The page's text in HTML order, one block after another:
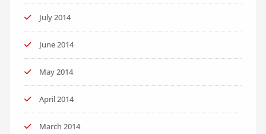
July 2014
June 2014
May 2014
April 2014
March 2014